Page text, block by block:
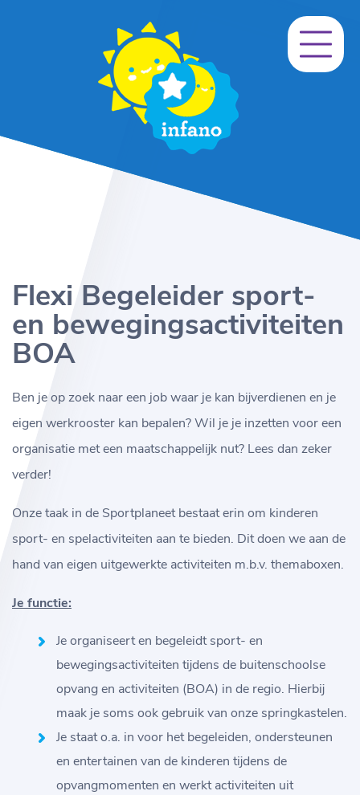
Flexi Begeleider sport-
en bewegingsactiviteiten
BOA
Ben je op zoek naar een job waar je kan bijverdienen en je
eigen werkrooster kan bepalen? Wil je je inzetten voor een
organisatie met een maatschappelijk nut? Lees dan zeker
verder!
Onze taak in de Sportplaneet bestaat erin om kinderen
sport- en spelactiviteiten aan te bieden. Dit doen we aan de
hand van eigen uitgewerkte activiteiten m.b.v. themaboxen.
Je functie:
Je organiseert en begeleidt sport- en
bewegingsactiviteiten tijdens de buitenschoolse
opvang en activiteiten (BOA) in de regio. Hierbij
maak je soms ook gebruik van onze springkastelen.
Je staat o.a. in voor het begeleiden, ondersteunen
en entertainen van de kinderen tijdens de
opvangmomenten en werkt activiteiten uit